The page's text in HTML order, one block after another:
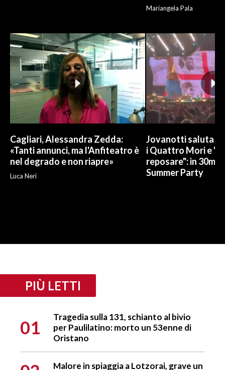
Mariangela Pala
Cagliari, Alessandra Zedda:
«Tanti annunci, ma l'Anfiteatro è
nel degrado e non riapre»
Luca Neri
Jovanotti saluta la
i Quattro Mori e
reposare": in
Summer Party
PIÙ LETTI
01
Tragedia sulla 131, schianto al bivio
per Paulilatino: morto un 53enne di
Oristano
Malore in spiaggia a Lotzorai, grave un